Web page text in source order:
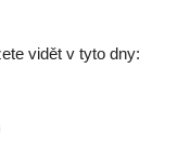
vidět v tyto dny: